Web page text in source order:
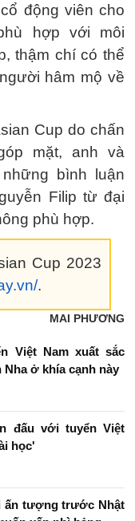
động viên cho
hợp với môi
thậm chí có thể
hâm mộ về
Cup do chấn
mặt, anh và
bình luận
Filip từ đại
phù hợp.
Cup 2023
.
MAI PHƯƠNG
Việt Nam xuất sắc
ở khía cạnh này
đấu với tuyển Việt
học'
ấn tượng trước Nhật